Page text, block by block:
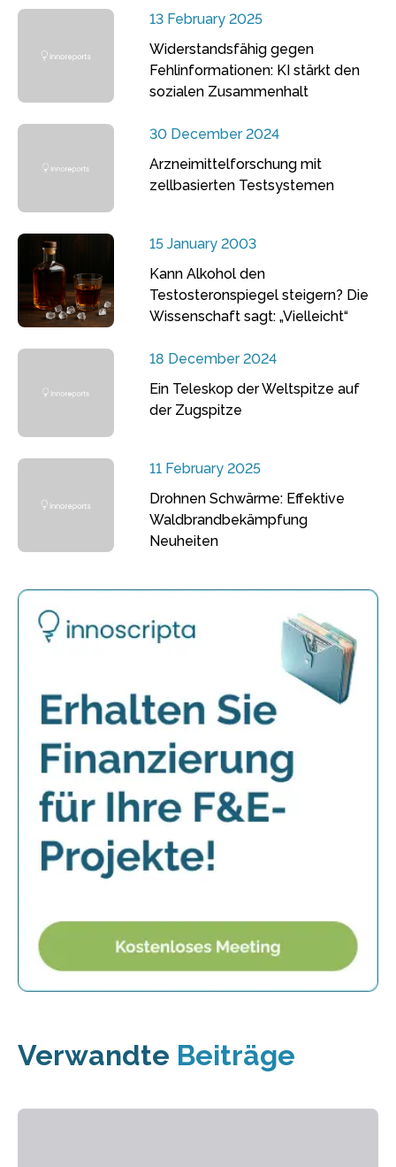
13 February 2025
Widerstandsfähig gegen
Fehlinformationen: KI stärkt den
sozialen Zusammenhalt
30 December 2024
Arzneimittelforschung mit
zellbasierten Testsystemen
15 January 2003
Kann Alkohol den
Testosteronspiegel steigern? Die
Wissenschaft sagt: „Vielleicht“
18 December 2024
Ein Teleskop der Weltspitze auf
der Zugspitze
11 February 2025
Drohnen Schwärme: Effektive
Waldbrandbekämpfung
Neuheiten
Verwandte Beiträge